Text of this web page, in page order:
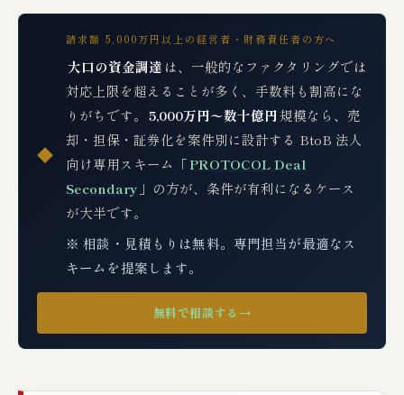
◆
請求額 5,000万円以上の経営者・財務責任者の方へ
大口の資金調達 は、一般的なファクタリングでは
対応上限を超えることが多く、手数料も割高にな
りがちです。 5,000万円〜数十億円規模なら、売
却・担保・証券化を案件別に設計する BtoB 法人
向け専用スキーム「PROTOCOL Deal
Secondary 」の方が、条件が有利になるケース
が大半です。
※ 相談・見積もりは無料。専門担当が最適なス
キームを提案します。
無料で相談する →